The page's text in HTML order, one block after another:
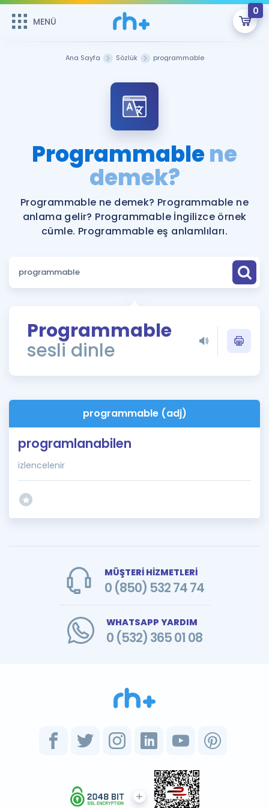
MENÜ
0
Şifremi Hatırlamıyorum
Sepetin Şu An Boş.
Remzi Hoca ile seni sınava hazırlayacak onlarca eğitim seni
bekliyor!
MENÜ
Katılımcı Görüşleri
Faydalı Araçlar
Ücretsiz Kaynaklar
Puan Hesaplama
ÖSYM Sınav Takvimi
Kampanyalar
İngilizce Gramer
İngilizce Gramer
Ana Sayfa Sözlük programmable
Programmablene
demek?
Programmable ne demek? Programmable ne
anlama gelir? Programmable İngilizce örnek
cümle. Programmable eş anlamlıları.
Programmable
sesli dinle
programmable (adj)
programlanabilen
izlencelenir
MÜŞTERİ HİZMETLERİ
0 (850) 532 74 74
WHATSAPP YARDIM
0 (532) 365 01 08